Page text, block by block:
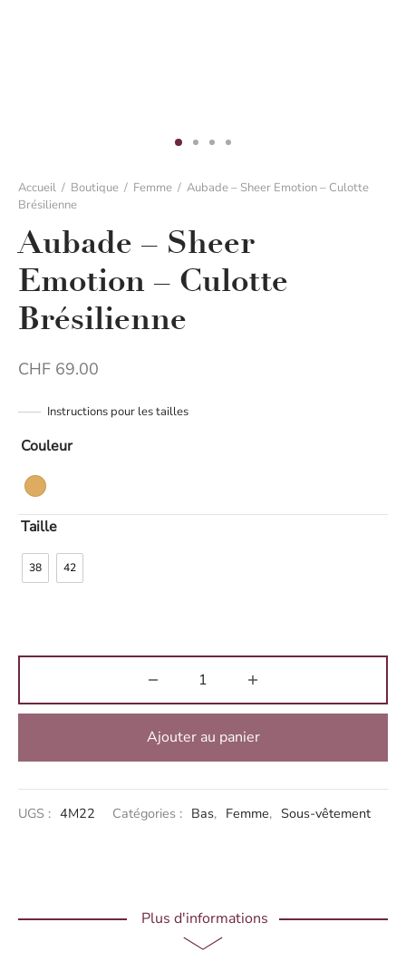
Accueil / Boutique / Femme / Aubade – Sheer Emotion – Culotte
Brésilienne
Aubade – Sheer
Emotion – Culotte
Brésilienne
CHF 69.00
Instructions pour les tailles
Couleur
Taille
38 42
Ajouter au panier
UGS : 4M22 Catégories : Bas, Femme, Sous-vêtement
Plus d'informations